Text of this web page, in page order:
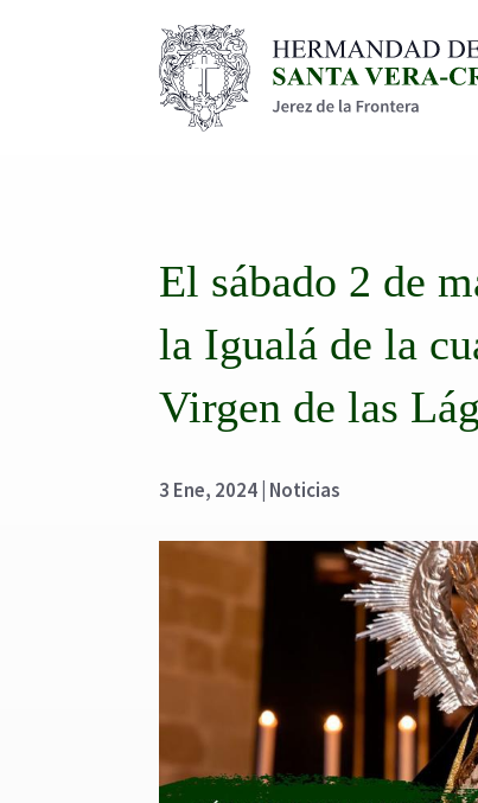
El sábado 2 de
la Igualá de la
Virgen de las
3 Ene, 2024 Noticias